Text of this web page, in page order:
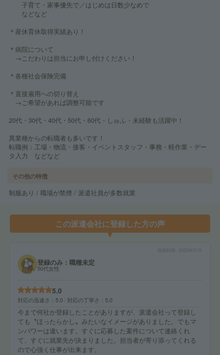
子育て・家事優先で／はじめは日数少なめで
などなど
＊産休育休取得実績あり！
＊病院について
→こだわりは担当にお申し付けください！
＊各種社会保険完備
＊直接雇用への切り替え
→ご希望があれば調整可能です
20代・30代・40代・50代・60代・しゅふ・未経験も活躍中！
異業種からの転職者も多いです！
転職例：工場・物流・接客・イベントスタッフ・事務・軽作業・デー
タ入力 などなど
その他の特徴
制服あり / 職場が禁煙 / 派遣社員が多数就業
この派遣会社に登録した方の声
2025年07月
登録のみ：職種未定
50代女性
5.0
対応の迅速さ 5.0 対応の丁寧さ 5.0
今まで何社か登録したことがありますが、派遣会社って登録し
ても〝ほったらかし〟みたいなイメージがありました。でもマ
ンパワーは違います。すぐに応募した案件について連絡くれ
て、すぐに就業先が決まりました。担当者が寄り添ってくれる
ので心強く仕事が出来ます。